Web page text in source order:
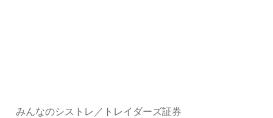
みんなのシストレ／トレイダーズ証券